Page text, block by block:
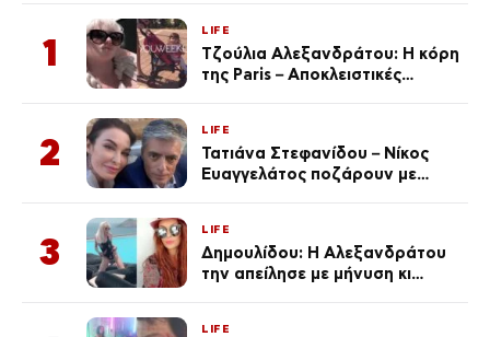
1
LIFE
Τζούλια Αλεξανδράτου: Η κόρη
της Paris – Αποκλειστικές
2
LIFE
Τατιάνα Στεφανίδου – Νίκος
Ευαγγελάτος ποζάρουν με
3
LIFE
Δημουλίδου: Η Αλεξανδράτου
την απείλησε με μήνυση κι
LIFE